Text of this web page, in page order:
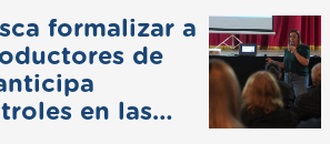
formalizar a
de
en las